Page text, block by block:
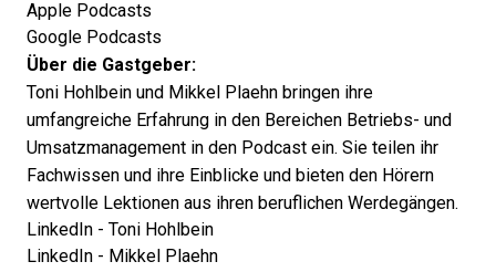
Apple Podcasts
Google Podcasts
Über die Gastgeber:
Toni Hohlbein und Mikkel Plaehn bringen ihre
umfangreiche Erfahrung in den Bereichen Betriebs- und
Umsatzmanagement in den Podcast ein. Sie teilen ihr
Fachwissen und ihre Einblicke und bieten den Hörern
wertvolle Lektionen aus ihren beruflichen Werdegängen.
LinkedIn - Toni Hohlbein
LinkedIn - Mikkel Plaehn